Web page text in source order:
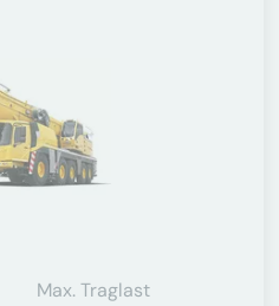
Max. Traglast